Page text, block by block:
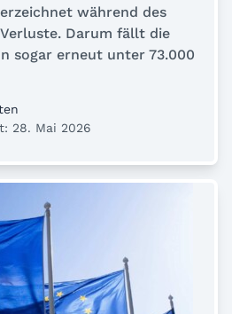
während des
Darum fällt die
sogar erneut unter 73.000
28. Mai 2026